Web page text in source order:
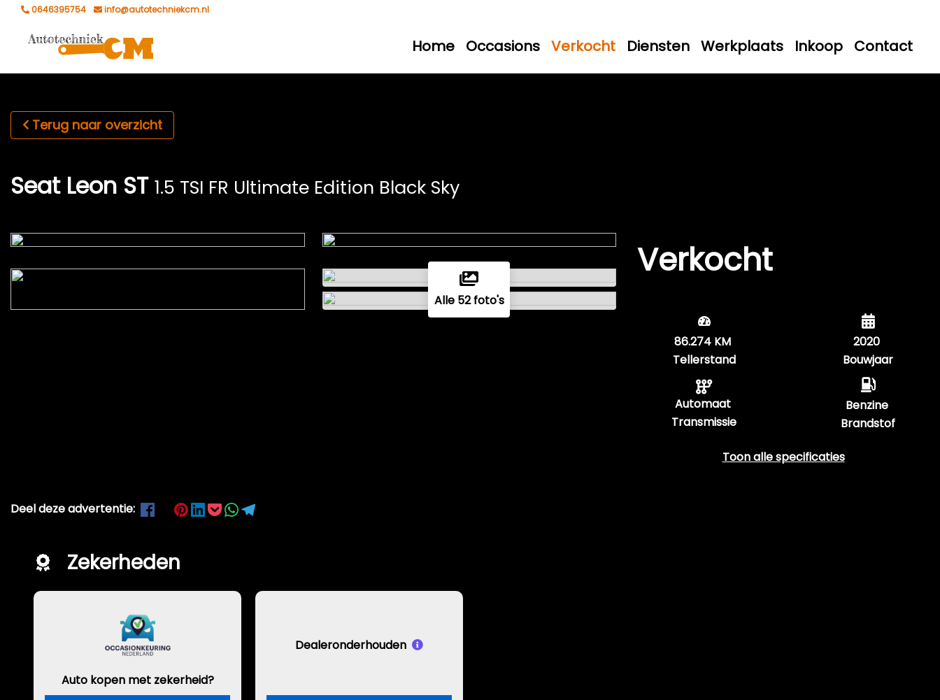
0646395754 info@autotechniekcm.nl
Home Occasions Verkocht Diensten Werkplaats Inkoop Contact
Terug naar overzicht
Seat Leon ST 1.5 TSI FR Ultimate Edition Black Sky
Alle 52 foto's
Verkocht
86.274 KM
Tellerstand
Automaat
Transmissie
2020
Bouwjaar
Benzine
Brandstof
Toon alle specificaties
Deel deze advertentie:
Zekerheden
Auto kopen met zekerheid?
Dealeronderhouden